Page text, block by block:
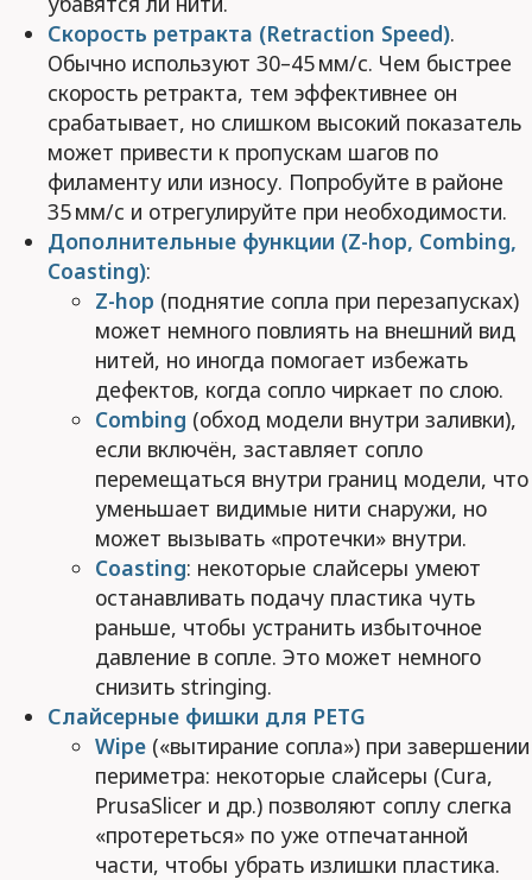
Скорость ретракта (Retraction Speed).
Обычно используют 30–45 мм/с. Чем быстрее
скорость ретракта, тем эффективнее он
срабатывает, но слишком высокий показатель
может привести к пропускам шагов по
филаменту или износу. Попробуйте в районе
35 мм/с и отрегулируйте при необходимости.
Дополнительные функции (Z-hop, Combing,
Coasting):
Z-hop (поднятие сопла при перезапусках)
может немного повлиять на внешний вид
нитей, но иногда помогает избежать
дефектов, когда сопло чиркает по слою.
Combing (обход модели внутри заливки),
если включён, заставляет сопло
перемещаться внутри границ модели, что
уменьшает видимые нити снаружи, но
может вызывать «протечки» внутри.
Coasting: некоторые слайсеры умеют
останавливать подачу пластика чуть
раньше, чтобы устранить избыточное
давление в сопле. Это может немного
снизить stringing.
Слайсерные фишки для PETG
Wipe («вытирание сопла») при завершении
периметра: некоторые слайсеры (Cura,
PrusaSlicer и др.) позволяют соплу слегка
«протереться» по уже отпечатанной
части, чтобы убрать излишки пластика.